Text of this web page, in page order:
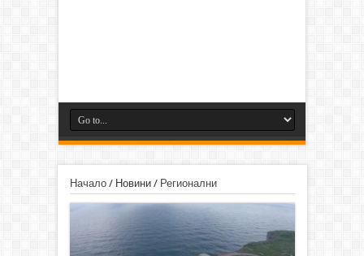
Начало/ Новини/ Регионални